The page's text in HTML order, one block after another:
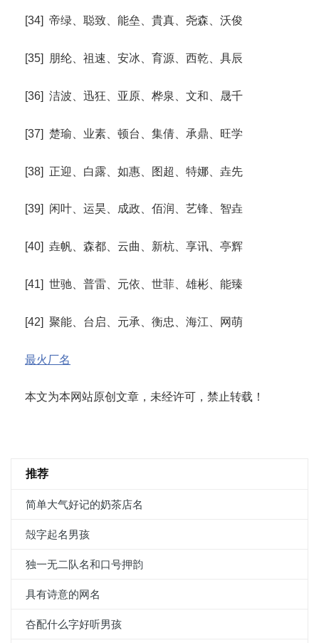
[34] 帝绿、聪致、能垒、貴真、尧森、沃俊
[35] 朋纶、祖速、安冰、育源、西乾、具辰
[36] 洁波、迅狂、亚原、桦泉、文和、晟千
[37] 楚瑜、业素、顿台、集倩、承鼎、旺学
[38] 正迎、白露、如惠、图超、特娜、垚先
[39] 闲叶、运昊、成政、佰润、艺锋、智垚
[40] 垚帆、森都、云曲、新杭、享讯、亭辉
[41] 世驰、普雷、元依、世菲、雄彬、能臻
[42] 聚能、台启、元承、衡忠、海江、网萌
最火厂名
本文为本网站原创文章，未经许可，禁止转载！
推荐
简单大气好记的奶茶店名
殻字起名男孩
独一无二队名和口号押韵
具有诗意的网名
夻配什么字好听男孩